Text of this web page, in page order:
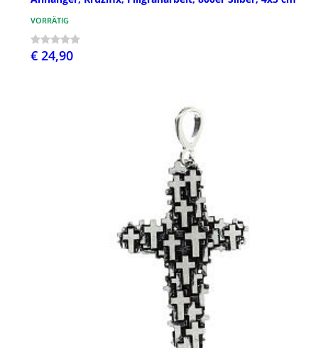
VORRÄTIG
€ 24,90